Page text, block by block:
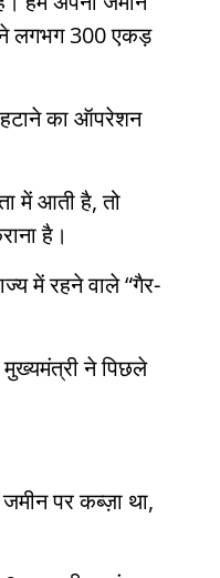
लगभग 300 एकड़
का ऑपरेशन
में आती है, तो
है।
में रहने वाले “गैर-
ने पिछले
पर कब्ज़ा था,